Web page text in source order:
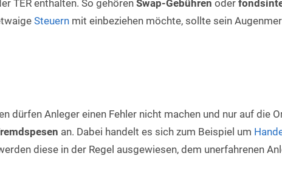
TER enthalten. So gehören Swap-Gebühren oder
Steuernmit einbeziehen möchte, sollte sein
dürfen Anleger einen Fehler nicht machen und nur auf die
an. Dabei handelt es sich zum Beispiel um
diese in der Regel ausgewiesen, dem unerfahrenen